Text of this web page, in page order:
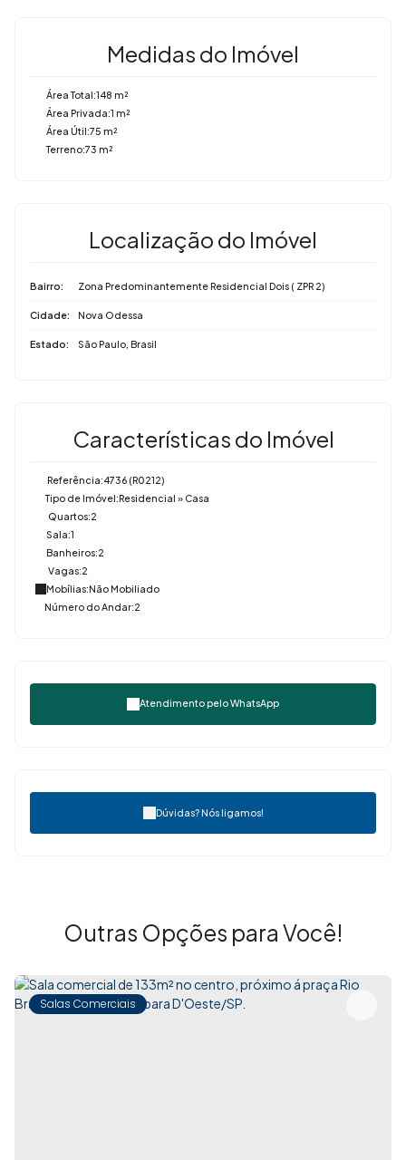
Medidas do Imóvel
Área Total:148 m²
Área Privada:1 m²
Área Útil:75 m²
Terreno:73 m²
Localização do Imóvel
Bairro: Zona Predominantemente Residencial Dois ( ZPR 2)
Cidade: Nova Odessa
Estado: São Paulo, Brasil
Características do Imóvel
Referência:4736 (R0212)
Tipo de Imóvel:Residencial » Casa
Quartos:2
Sala:1
Banheiros:2
Vagas:2
Mobílias:Não Mobiliado
Número do Andar:2
Atendimento peloWhatsApp
Dúvidas? Nós ligamos!
Outras Opções para Você!
Salas Comerciais